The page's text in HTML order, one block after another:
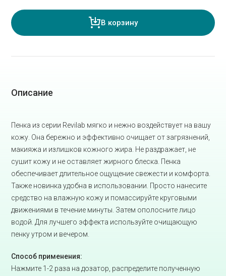
В корзину
Описание
Пенка из серии Revilab мягко и нежно воздействует на вашу
кожу. Она бережно и эффективно очищает от загрязнений,
макияжа и излишков кожного жира. Не раздражает, не
сушит кожу и не оставляет жирного блеска. Пенка
обеспечивает длительное ощущение свежести и комфорта.
Также новинка удобна в использовании. Просто нанесите
средство на влажную кожу и помассируйте круговыми
движениями в течение минуты. Затем ополосните лицо
водой. Для лучшего эффекта используйте очищающую
пенку утром и вечером.
Способ применения:
Нажмите 1-2 раза на дозатор, распределите полученную